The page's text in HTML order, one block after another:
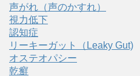
声がれ（声のかすれ）
視力低下
認知症
リーキーガット（Leaky Gut)
オステオパシー
乾癬